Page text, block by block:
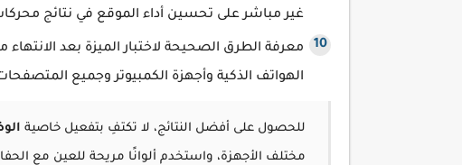
غير مباشر على تحسين أداء الموقع في نتائج
معرفة الطرق الصحيحة لاختبار الميزة بعد
الهواتف الذكية وأجهزة الكمبيوتر وجميع
للحصول على أفضل النتائج، لا تكتفِ بتفعيل خاصية
مختلف الأجهزة، واستخدم ألوانًا مريحة للعين مع